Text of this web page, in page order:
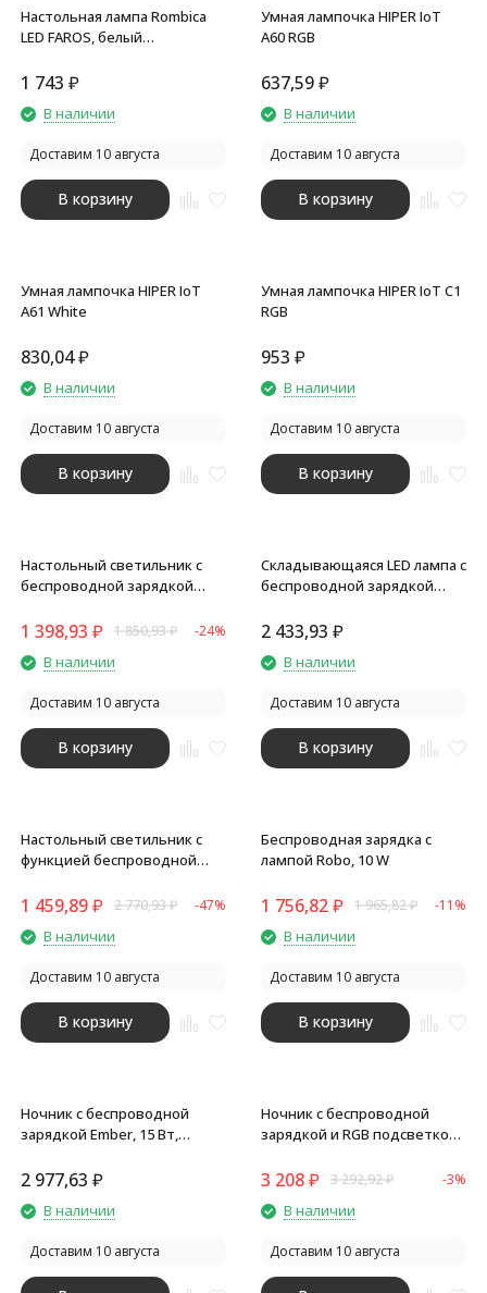
Настольная лампа Rombica
LED FAROS, белый
1 743 ₽
В наличии
Доставим 10 августа
В корзину
Умная лампочка HIPER IoT
A60 RGB
637,59₽
В наличии
Доставим 10 августа
В корзину
Умная лампочка HIPER IoT
A61 White
830,04₽
В наличии
Доставим 10 августа
В корзину
Умная лампочка HIPER IoT C1
RGB
953 ₽
В наличии
Доставим 10 августа
В корзину
Настольный светильник с
беспроводной зарядкой
1 398,93 ₽ 1 850,93₽ -24%
В наличии
Доставим 10 августа
В корзину
Складывающаяся LED лампа с
беспроводной зарядкой
2 433,93 ₽
В наличии
Доставим 10 августа
В корзину
Настольный светильник с
функцией беспроводной
1 459,89₽ 2 770,93₽ -47%
В наличии
Доставим 10 августа
В корзину
Беспроводная зарядка с
лампой Robo, 10 W
1 756,82₽ 1 965,82₽ -11%
В наличии
Доставим 10 августа
В корзину
Ночник с беспроводной
зарядкой Ember, 15 Вт,
2 977,63 ₽
В наличии
Доставим 10 августа
Ночник с беспроводной
зарядкой и RGB подсветкой
3 208₽ 3 292,92₽ -3%
В наличии
Доставим 10 августа